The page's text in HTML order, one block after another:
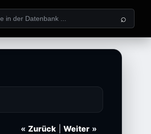
⌕
« Zurück Weiter »